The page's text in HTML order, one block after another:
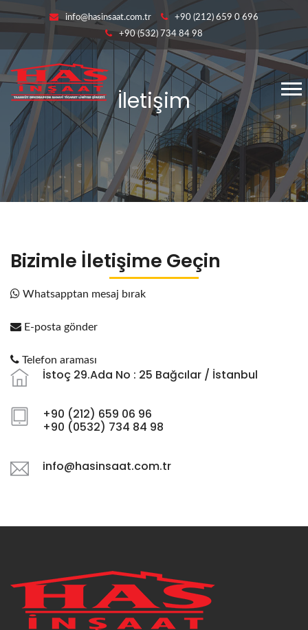
info@hasinsaat.com.tr
+90 (212) 659 0 696
+90 (532) 734 84 98
İletişim
Bizimle İletişime Geçin
Whatsapptan mesaj bırak
E-posta gönder
Telefon araması
İstoç 29.Ada No : 25 Bağcılar / İstanbul
+90 (212) 659 06 96
+90 (0532) 734 84 98
info@hasinsaat.com.tr